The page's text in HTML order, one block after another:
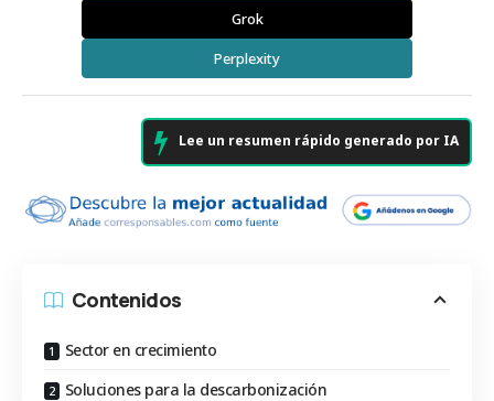
Grok
Perplexity
Lee un resumen rápido generado por IA
Contenidos
Sector en crecimiento
Soluciones para la descarbonización